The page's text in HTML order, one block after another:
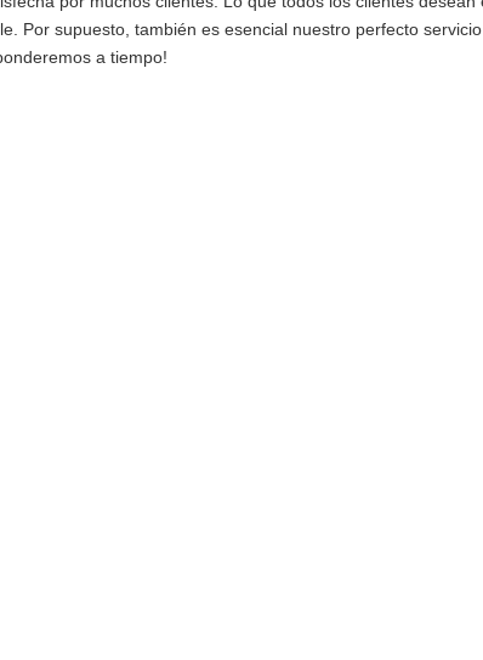
Por supuesto, también es esencial nuestro perfecto
a tiempo!